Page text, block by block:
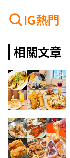
IG熱門
相關文章